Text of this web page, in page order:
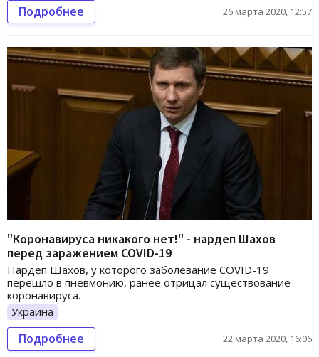
Подробнее 26 марта 2020, 12:57
"Коронавируса никакого нет!" - нардеп Шахов
перед заражением COVID-19
Нардеп Шахов, у которого заболевание COVID-19
перешло в пневмонию, ранее отрицал существование
коронавируса.
Украина
Подробнее 22 марта 2020, 16:06